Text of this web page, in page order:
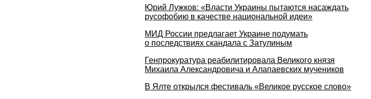
Юрий Лужков: «Власти Украины пытаются насаждать
русофобию в качестве национальной идеи»
МИД России предлагает Украине подумать
о последствиях скандала с Затулиным
Генпрокуратура реабилитировала Великого князя
Михаила Александровича и Алапаевских мучеников
В Ялте открылся фестиваль «Великое русское слово»